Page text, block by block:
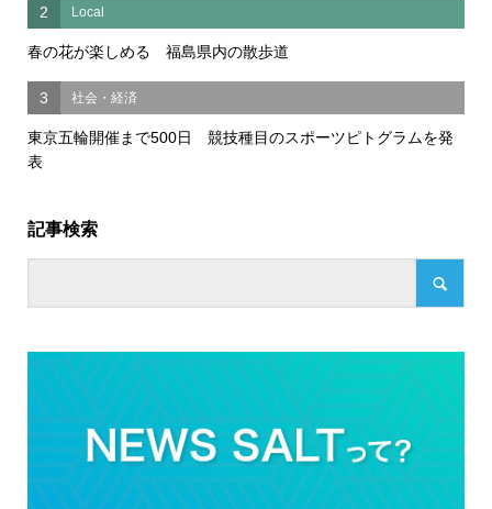
2 Local
春の花が楽しめる 福島県内の散歩道
3 社会・経済
東京五輪開催まで500日 競技種目のスポーツピトグラムを発
表
記事検索